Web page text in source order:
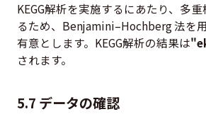
KEGG解析を実施するにあたり、多
るため、Benjamini–Hochberg 法を
有意とします。KEGG解析の結果は
されます。
5.7 データの確認